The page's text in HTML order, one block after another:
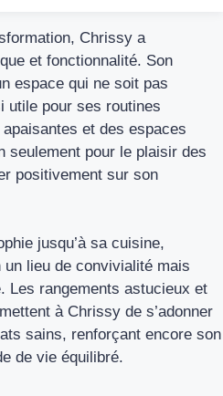
Chrissy a
et fonctionnalité. Son
espace qui ne soit pas
utile pour ses routines
et des espaces
seulement pour le plaisir des
positivement sur son
jusqu’à sa cuisine,
lieu de convivialité mais
Les rangements astucieux et
à Chrissy de s’adonner
sains, renforçant encore son
de vie équilibré.